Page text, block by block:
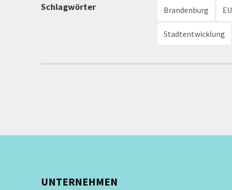
Schlagwörter
Brandenburg EU
Stadtentwicklung
UNTERNEHMEN